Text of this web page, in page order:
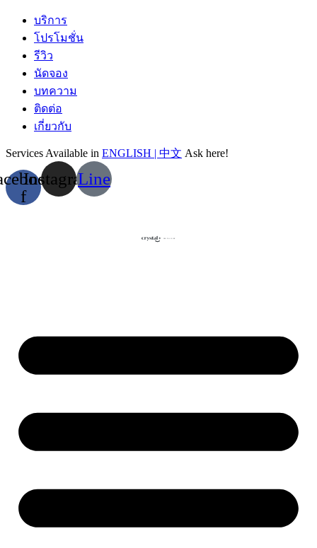
บริการ
โปรโมชั่น
รีวิว
นัดจอง
บทความ
ติดต่อ
เกี่ยวกับ
Services Available in ENGLISH | 中文 Ask here!
f
InstagramLine